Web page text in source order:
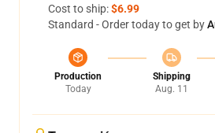
Cost to ship:$6.99
Standard - Order today to get by
Production
Today
Shipping
Aug. 11